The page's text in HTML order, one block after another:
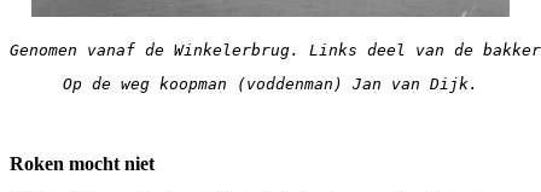
Genomen vanaf de Winkelerbrug. Links deel van de
Op de weg koopman (voddenman) Jan van Dijk.
Roken mocht niet